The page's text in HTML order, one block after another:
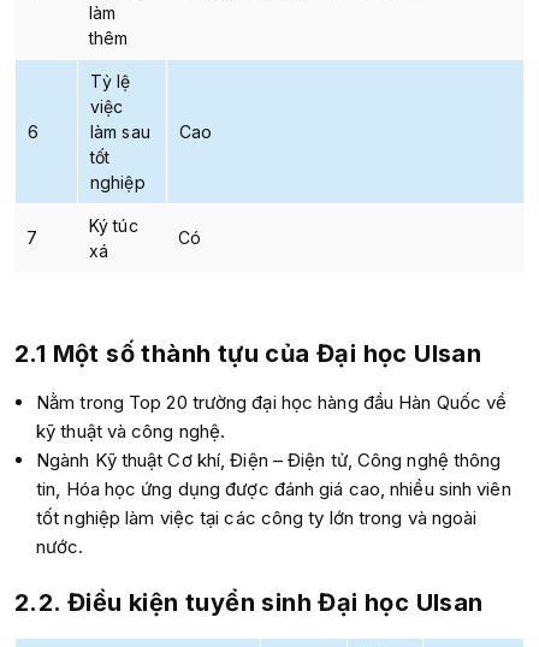
làm
thêm
6
Tỷ lệ
việc
làm sau
tốt
nghiệp
Cao
7
Ký túc
xá
Có
2.1 Một số thành tựu của Đại học Ulsan
Nằm trong Top 20 trường đại học hàng đầu Hàn Quốc về
kỹ thuật và công nghệ.
Ngành Kỹ thuật Cơ khí, Điện – Điện tử, Công nghệ thông
tin, Hóa học ứng dụng được đánh giá cao, nhiều sinh viên
tốt nghiệp làm việc tại các công ty lớn trong và ngoài
nước.
2.2. Điều kiện tuyển sinh Đại học Ulsan